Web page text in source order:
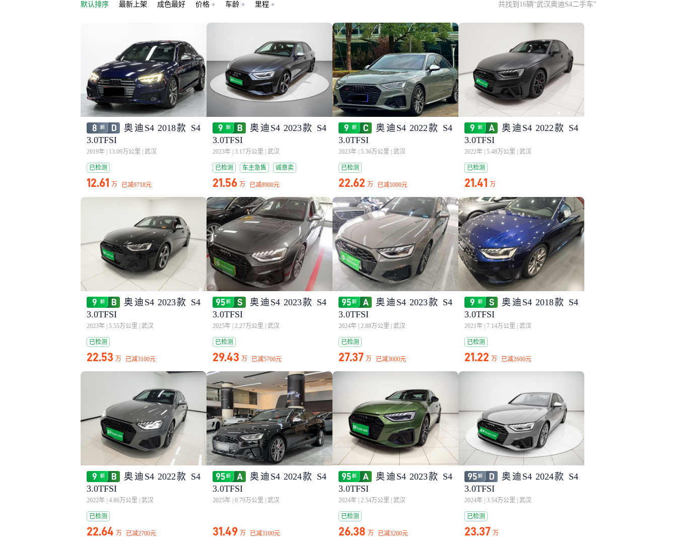
默认排序 最新上架 成色最好 价格 车龄 里程 共找到16辆“武汉奥迪S4二手车”
奥迪S4 2018款 S4
3.0TFSI
2019年 13.09万公里 武汉
已检测
12.61 万 已减9718元
奥迪S4 2023款 S4
3.0TFSI
2023年 3.17万公里 武汉
已检测 车主急售 诚意卖
21.56 万 已减8900元
奥迪S4 2022款 S4
3.0TFSI
2023年 5.36万公里 武汉
已检测
22.62 万 已减1000元
奥迪S4 2022款 S4
3.0TFSI
2022年 5.48万公里 武汉
已检测
21.41 万
奥迪S4 2023款 S4
3.0TFSI
2023年 5.55万公里 武汉
已检测
22.53 万 已减3100元
奥迪S4 2023款 S4
3.0TFSI
2025年 2.27万公里 武汉
已检测
29.43 万 已减5700元
奥迪S4 2023款 S4
3.0TFSI
2024年 2.88万公里 武汉
已检测
27.37 万 已减3600元
奥迪S4 2018款 S4
3.0TFSI
2021年 7.14万公里 武汉
已检测
21.22 万 已减2600元
奥迪S4 2022款 S4
3.0TFSI
2022年 4.86万公里 武汉
已检测
22.64 万 已减2700元
奥迪S4 2024款 S4
3.0TFSI
2025年 0.79万公里 武汉
31.49 万 已减3100元
奥迪S4 2023款 S4
3.0TFSI
2024年 2.54万公里 武汉
已检测
26.38 万 已减3200元
奥迪S4 2024款 S4
3.0TFSI
2024年 3.54万公里 武汉
已检测
23.37 万